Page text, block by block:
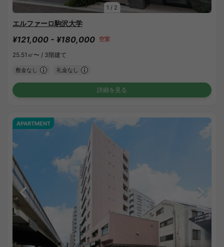
1 / 2
エルファーロ駒沢大学
¥121,000 - ¥180,000 空室
25.51㎡〜 / 3階建て
敷金なし 礼金なし
詳細を見る
APARTMENT